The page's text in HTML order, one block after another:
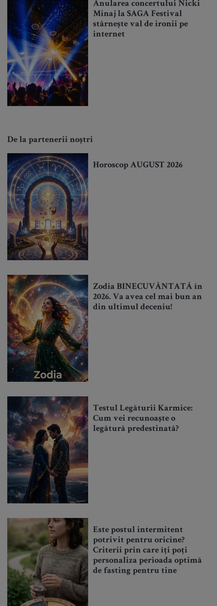
Anularea concertului Nicki
Minaj la SAGA Festival
stârnește val de ironii pe
internet
De la partenerii noștri
Horoscop AUGUST 2026
Zodia BINECUVÂNTATĂ în
2026. Va avea cel mai bun an
din ultimul deceniu!
Testul Legăturii Karmice:
Cum vei recunoaște o
legătură predestinată?
Este postul intermitent
potrivit pentru oricine?
Criterii prin care îți poți
personaliza perioada optimă
de fasting pentru tine